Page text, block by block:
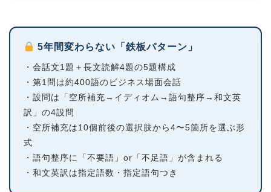
5年間変わらない「鉄板パターン」
・会話文1題＋長文読解4題の5題構成
・第1問は約400語のビジネス場面会話
・設問は「空所補充→イディオム→語句整序→和文英
訳」の4設問
・空所補充は10個前後の選択肢から4〜5箇所を選ぶ形
式
・語句整序に「不要語」or「不足語」が含まれる
・和文英訳は指定語数・指定語句つき